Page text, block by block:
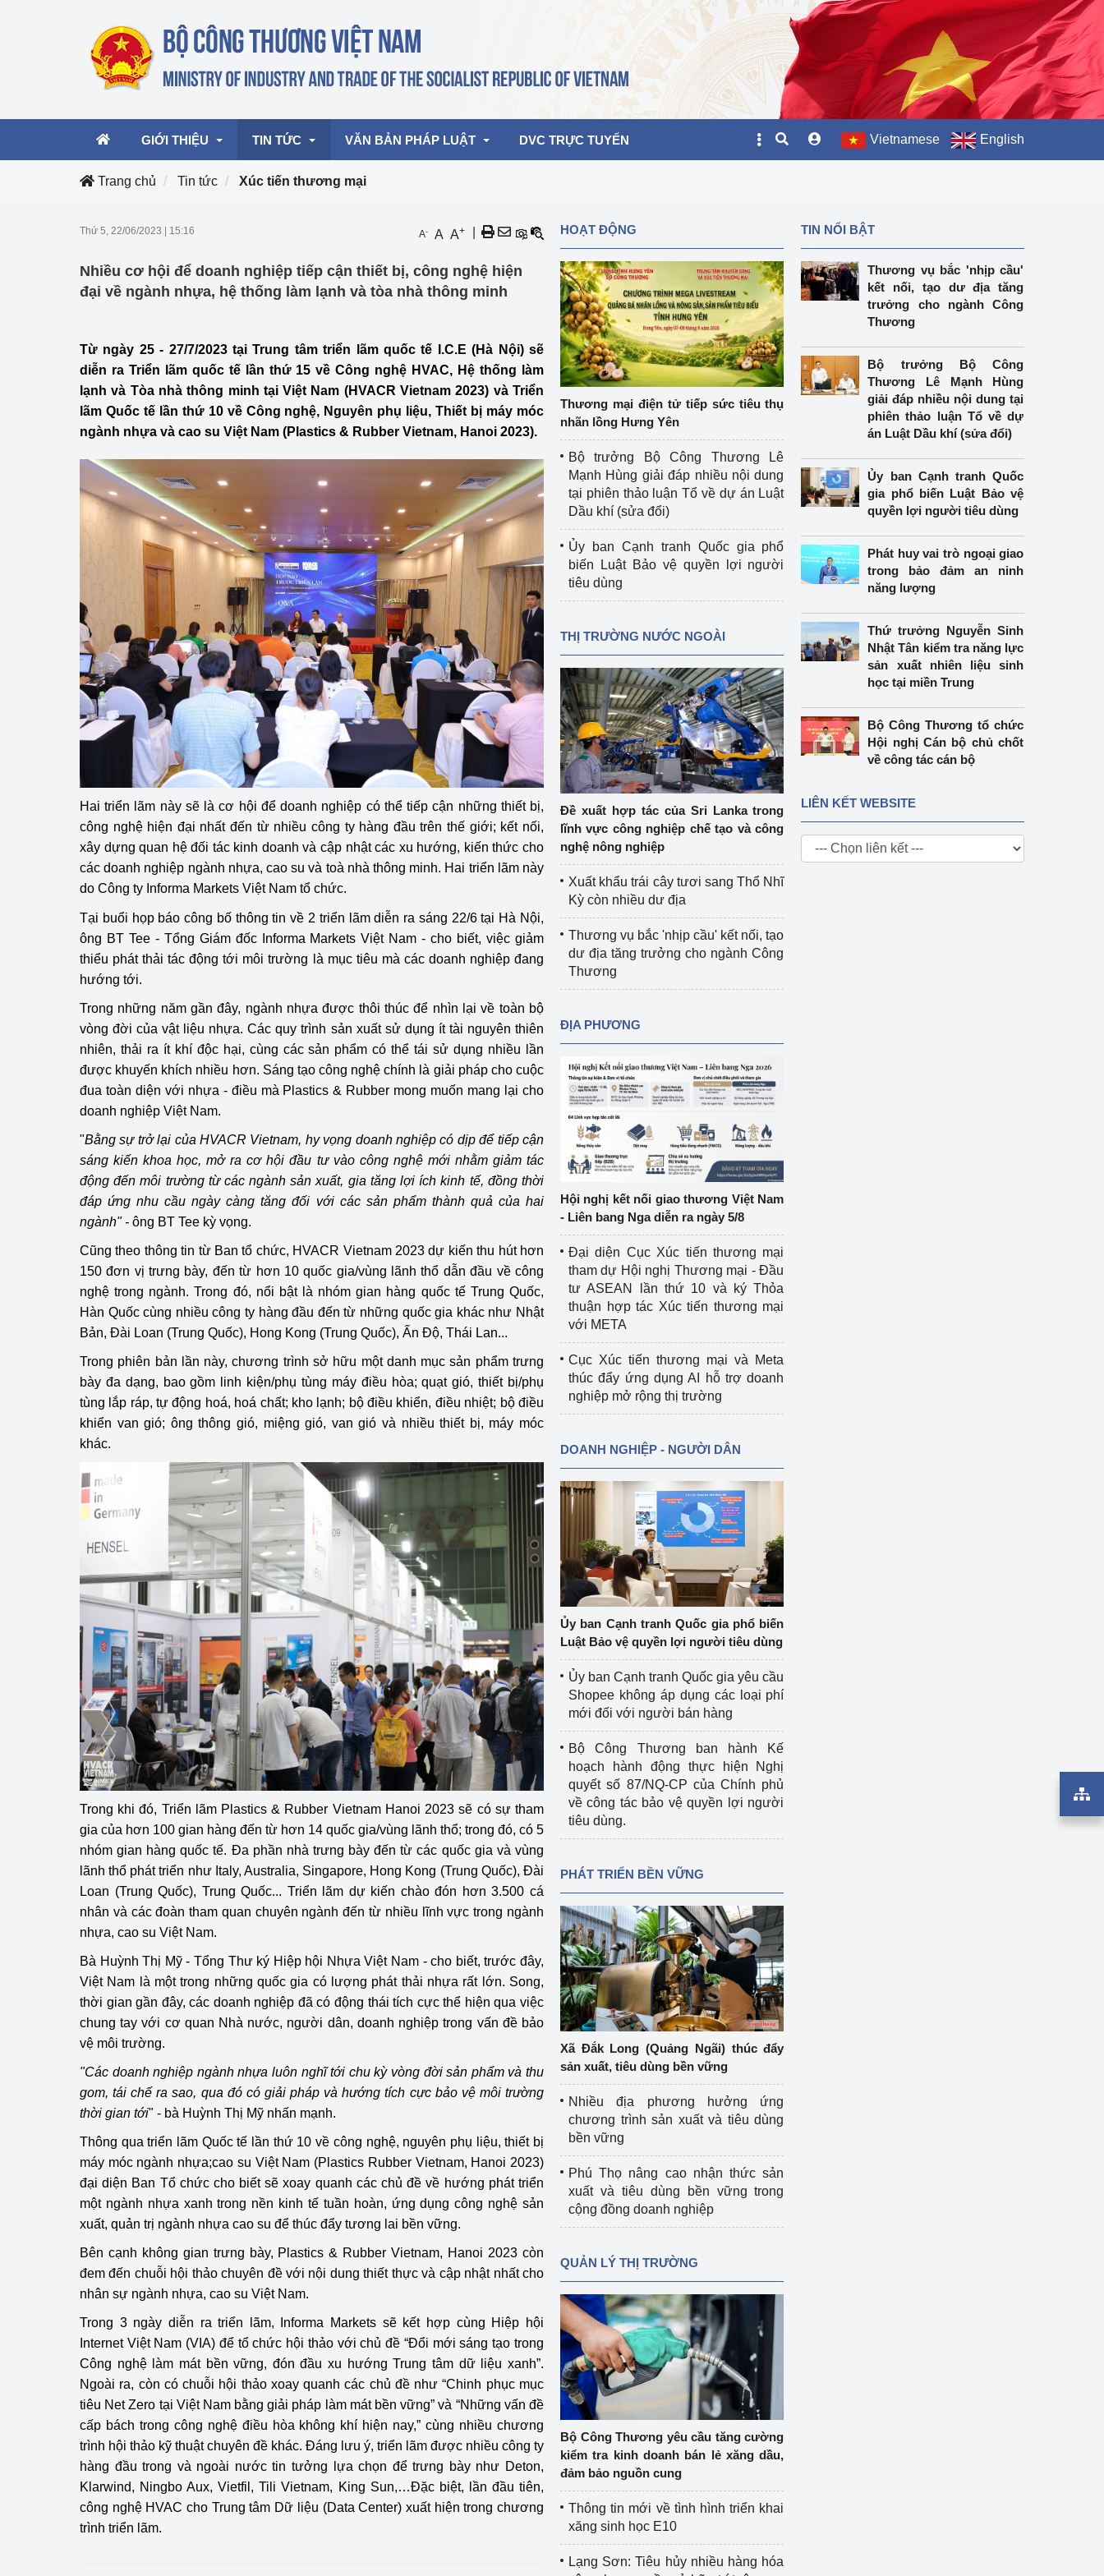
GIỚI THIỆU
Cơ cấu tổ chức
TIN TỨC
Hoạt động của Lãnh đạo Bộ
mại, Dịch vụ Việt Nam 2026
Hoạt động của Bộ trưởng
Công Thương - Công luận
Họp báo
Thông cáo báo chí
Chuyển đổi số
Bản tin Thị trường Nông Lâm Thủy sản
Phát triển bền vững
Tổ chức kiểm định
Tổ chức kiểm định kỹ thuật an toàn lao
động thuộc thẩm quyền quản lý của
Bộ Công Thương
Tổ chức được cấp GCN đăng ký, hoạt
động kiểm định thiết bị, dụng cụ điện
làm việc ở môi trường không có nguy
hiểm khí, bụi nổ
Cơ sở sản xuất, sửa chữa chai chứa
LPG
Tổ chức huấn luyện, bồi dưỡng
nghiệp vụ kiểm định kỹ thuật an toàn
lao động
Văn hóa ngành Công Thương
Tái cơ cấu ngành Công Thương
Quản lý thị trường
Sử dụng năng lượng tiết kiệm và
hiệu quả
Hiệu quả năng lượng
Khoa học, công nghệ và đổi mới sáng
tạo
Bảo vệ môi trường Video bảo vệ môi trường
Album ảnh bảo vệ môi trường
Văn bản về môi trường
Bảo vệ nền tảng tư tưởng của Đảng
Doanh nghiệp - Người dân
Khu vực miền Trung
Khu vực miền Nam
Thị trường nước ngoàiHiệp định EVFTA
Thị trường châu Á – châu Phi
Thị trường châu Âu – châu Mỹ
Thị trường trong nước
Ngành Công Thương đưa nghị quyết
Phát triển công nghiệpCông nghiệp nền tảng
Chính sách
Sản xuất công nghiệp
Phát triển năng lượng
VĂN BẢN PHÁP LUẬT
Văn bản hợp nhất
DVC TRỰC TUYẾN Vietnamese English
Trang chủ Tin tức Xúc tiến thương mại
Thứ 5, 22/06/2023 15:16 A- A A+
Nhiều cơ hội để doanh nghiệp tiếp cận thiết bị, công nghệ hiện
đại về ngành nhựa, hệ thống làm lạnh và tòa nhà thông minh
Từ ngày 25 - 27/7/2023 tại Trung tâm triển lãm quốc tế I.C.E (Hà Nội) sẽ
diễn ra Triển lãm quốc tế lần thứ 15 về Công nghệ HVAC, Hệ thống làm
lạnh và Tòa nhà thông minh tại Việt Nam (HVACR Vietnam 2023) và Triển
lãm Quốc tế lần thứ 10 về Công nghệ, Nguyên phụ liệu, Thiết bị máy móc
ngành nhựa và cao su Việt Nam (Plastics & Rubber Vietnam, Hanoi 2023).
Hai triển lãm này sẽ là cơ hội để doanh nghiệp có thể tiếp cận những thiết bị,
công nghệ hiện đại nhất đến từ nhiều công ty hàng đầu trên thế giới; kết nối,
xây dựng quan hệ đối tác kinh doanh và cập nhật các xu hướng, kiến thức cho
các doanh nghiệp ngành nhựa, cao su và toà nhà thông minh. Hai triển lãm này
do Công ty Informa Markets Việt Nam tổ chức.
Tại buổi họp báo công bố thông tin về 2 triển lãm diễn ra sáng 22/6 tại Hà Nội,
ông BT Tee - Tổng Giám đốc Informa Markets Việt Nam - cho biết, việc giảm
thiểu phát thải tác động tới môi trường là mục tiêu mà các doanh nghiệp đang
hướng tới.
Trong những năm gần đây, ngành nhựa được thôi thúc để nhìn lại về toàn bộ
vòng đời của vật liệu nhựa. Các quy trình sản xuất sử dụng ít tài nguyên thiên
nhiên, thải ra ít khí độc hại, cùng các sản phẩm có thể tái sử dụng nhiều lần
được khuyến khích nhiều hơn. Sáng tạo công nghệ chính là giải pháp cho cuộc
đua toàn diện với nhựa - điều mà Plastics & Rubber mong muốn mang lại cho
doanh nghiệp Việt Nam.
"Bằng sự trở lại của HVACR Vietnam, hy vọng doanh nghiệp có dịp để tiếp cận
sáng kiến khoa học, mở ra cơ hội đầu tư vào công nghệ mới nhằm giảm tác
động đến môi trường từ các ngành sản xuất, gia tăng lợi ích kinh tế, đồng thời
đáp ứng nhu cầu ngày càng tăng đối với các sản phẩm thành quả của hai
ngành" - ông BT Tee kỳ vọng.
Cũng theo thông tin từ Ban tổ chức, HVACR Vietnam 2023 dự kiến thu hút hơn
150 đơn vị trưng bày, đến từ hơn 10 quốc gia/vùng lãnh thổ dẫn đầu về công
nghệ trong ngành. Trong đó, nổi bật là nhóm gian hàng quốc tế Trung Quốc,
Hàn Quốc cùng nhiều công ty hàng đầu đến từ những quốc gia khác như Nhật
Bản, Đài Loan (Trung Quốc), Hong Kong (Trung Quốc), Ấn Độ, Thái Lan...
Trong phiên bản lần này, chương trình sở hữu một danh mục sản phẩm trưng
bày đa dạng, bao gồm linh kiện/phụ tùng máy điều hòa; quạt gió, thiết bị/phụ
tùng lắp ráp, tự động hoá, hoá chất; kho lạnh; bộ điều khiển, điều nhiệt; bộ điều
khiển van gió; ông thông gió, miệng gió, van gió và nhiều thiết bị, máy móc
khác.
Trong khi đó, Triển lãm Plastics & Rubber Vietnam Hanoi 2023 sẽ có sự tham
gia của hơn 100 gian hàng đến từ hơn 14 quốc gia/vùng lãnh thổ; trong đó, có 5
nhóm gian hàng quốc tế. Đa phần nhà trưng bày đến từ các quốc gia và vùng
lãnh thổ phát triển như Italy, Australia, Singapore, Hong Kong (Trung Quốc), Đài
Loan (Trung Quốc), Trung Quốc... Triển lãm dự kiến chào đón hơn 3.500 cá
nhân và các đoàn tham quan chuyên ngành đến từ nhiều lĩnh vực trong ngành
nhựa, cao su Việt Nam.
Bà Huỳnh Thị Mỹ - Tổng Thư ký Hiệp hội Nhựa Việt Nam - cho biết, trước đây,
Việt Nam là một trong những quốc gia có lượng phát thải nhựa rất lớn. Song,
thời gian gần đây, các doanh nghiệp đã có động thái tích cực thể hiện qua việc
chung tay với cơ quan Nhà nước, người dân, doanh nghiệp trong vấn đề bảo
vệ môi trường.
"Các doanh nghiệp ngành nhựa luôn nghĩ tới chu kỳ vòng đời sản phẩm và thu
gom, tái chế ra sao, qua đó có giải pháp và hướng tích cực bảo vệ môi trường
thời gian tới" - bà Huỳnh Thị Mỹ nhấn mạnh.
Thông qua triển lãm Quốc tế lần thứ 10 về công nghệ, nguyên phụ liệu, thiết bị
máy móc ngành nhựa;cao su Việt Nam (Plastics Rubber Vietnam, Hanoi 2023)
đại diện Ban Tổ chức cho biết sẽ xoay quanh các chủ đề về hướng phát triển
một ngành nhựa xanh trong nền kinh tế tuần hoàn, ứng dụng công nghệ sản
xuất, quản trị ngành nhựa cao su để thúc đẩy tương lai bền vững.
Bên cạnh không gian trưng bày, Plastics & Rubber Vietnam, Hanoi 2023 còn
đem đến chuỗi hội thảo chuyên đề với nội dung thiết thực và cập nhật nhất cho
nhân sự ngành nhựa, cao su Việt Nam.
Trong 3 ngày diễn ra triển lãm, Informa Markets sẽ kết hợp cùng Hiệp hội
Internet Việt Nam (VIA) để tổ chức hội thảo với chủ đề “Đổi mới sáng tạo trong
Công nghệ làm mát bền vững, đón đầu xu hướng Trung tâm dữ liệu xanh”.
Ngoài ra, còn có chuỗi hội thảo xoay quanh các chủ đề như “Chinh phục mục
tiêu Net Zero tại Việt Nam bằng giải pháp làm mát bền vững” và “Những vấn đề
cấp bách trong công nghệ điều hòa không khí hiện nay,” cùng nhiều chương
trình hội thảo kỹ thuật chuyên đề khác. Đáng lưu ý, triển lãm được nhiều công ty
hàng đầu trong và ngoài nước tin tưởng lựa chọn để trưng bày như Deton,
Klarwind, Ningbo Aux, Vietfil, Tili Vietnam, King Sun,…Đặc biệt, lần đầu tiên,
công nghệ HVAC cho Trung tâm Dữ liệu (Data Center) xuất hiện trong chương
trình triển lãm.
HOẠT ĐỘNG
Thương mại điện tử tiếp sức tiêu thụ
nhãn lồng Hưng Yên
Bộ trưởng Bộ Công Thương Lê
Mạnh Hùng giải đáp nhiều nội dung
tại phiên thảo luận Tổ về dự án Luật
Dầu khí (sửa đổi)
Ủy ban Cạnh tranh Quốc gia phổ
biến Luật Bảo vệ quyền lợi người
tiêu dùng
THỊ TRƯỜNG NƯỚC NGOÀI
Đề xuất hợp tác của Sri Lanka trong
lĩnh vực công nghiệp chế tạo và công
nghệ nông nghiệp
Xuất khẩu trái cây tươi sang Thổ Nhĩ
Kỳ còn nhiều dư địa
Thương vụ bắc 'nhịp cầu' kết nối, tạo
dư địa tăng trưởng cho ngành Công
Thương
ĐỊA PHƯƠNG
Hội nghị kết nối giao thương Việt Nam
- Liên bang Nga diễn ra ngày 5/8
Đại diện Cục Xúc tiến thương mại
tham dự Hội nghị Thương mại - Đầu
tư ASEAN lần thứ 10 và ký Thỏa
thuận hợp tác Xúc tiến thương mại
với META
Cục Xúc tiến thương mại và Meta
thúc đẩy ứng dụng AI hỗ trợ doanh
nghiệp mở rộng thị trường
DOANH NGHIỆP - NGƯỜI DÂN
Ủy ban Cạnh tranh Quốc gia phổ biến
Luật Bảo vệ quyền lợi người tiêu dùng
Ủy ban Cạnh tranh Quốc gia yêu cầu
Shopee không áp dụng các loại phí
mới đối với người bán hàng
Bộ Công Thương ban hành Kế
hoạch hành động thực hiện Nghị
quyết số 87/NQ-CP của Chính phủ
về công tác bảo vệ quyền lợi người
tiêu dùng.
PHÁT TRIỂN BỀN VỮNG
Xã Đắk Long (Quảng Ngãi) thúc đẩy
sản xuất, tiêu dùng bền vững
Nhiều địa phương hưởng ứng
chương trình sản xuất và tiêu dùng
bền vững
Phú Thọ nâng cao nhận thức sản
xuất và tiêu dùng bền vững trong
cộng đồng doanh nghiệp
QUẢN LÝ THỊ TRƯỜNG
Bộ Công Thương yêu cầu tăng cường
kiểm tra kinh doanh bán lẻ xăng dầu,
đảm bảo nguồn cung
Thông tin mới về tình hình triển khai
xăng sinh học E10
Lạng Sơn: Tiêu hủy nhiều hàng hóa
TIN NỔI BẬT
Thương vụ bắc 'nhịp cầu'
kết nối, tạo dư địa tăng
trưởng cho ngành Công
Thương
Bộ trưởng Bộ Công
Thương Lê Mạnh Hùng
giải đáp nhiều nội dung tại
phiên thảo luận Tổ về dự
án Luật Dầu khí (sửa đổi)
Ủy ban Cạnh tranh Quốc
gia phổ biến Luật Bảo vệ
quyền lợi người tiêu dùng
Phát huy vai trò ngoại giao
trong bảo đảm an ninh
năng lượng
Thứ trưởng Nguyễn Sinh
Nhật Tân kiểm tra năng lực
sản xuất nhiên liệu sinh
học tại miền Trung
Bộ Công Thương tổ chức
Hội nghị Cán bộ chủ chốt
về công tác cán bộ
LIÊN KẾT WEBSITE